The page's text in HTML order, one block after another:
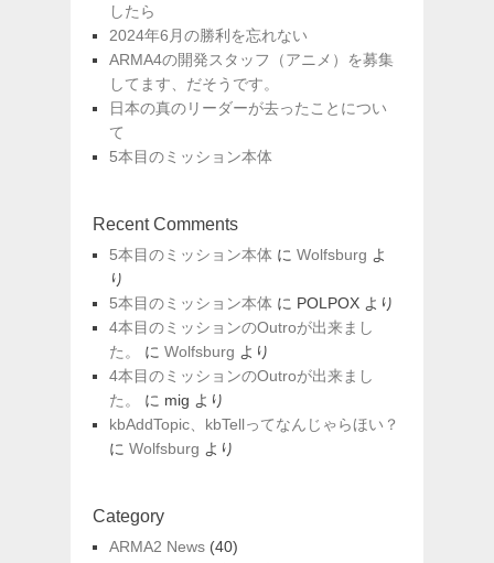
したら
2024年6月の勝利を忘れない
ARMA4の開発スタッフ（アニメ）を募集
してます、だそうです。
日本の真のリーダーが去ったことについ
て
5本目のミッション本体
Recent Comments
5本目のミッション本体 に Wolfsburg よ
り
5本目のミッション本体 に POLPOX より
4本目のミッションのOutroが出来まし
た。
に Wolfsburg より
4本目のミッションのOutroが出来まし
た。
に mig より
kbAddTopic、kbTellってなんじゃらほい？
に Wolfsburg より
Category
ARMA2 News (40)